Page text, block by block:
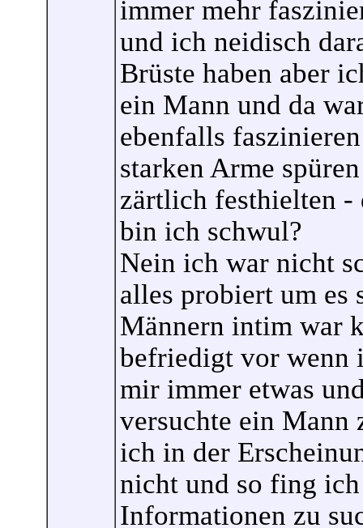
immer mehr
und ich neidisch
Brüste haben aber
ein Mann und da
ebenfalls
starken Arme
zärtlich festhielten -
bin ich schwul?
Nein ich war nicht
alles probiert um es
Männern intim war
befriedigt vor wenn
mir immer etwas
versuchte ein Mann
ich in der
nicht und so fing
Informationen zu